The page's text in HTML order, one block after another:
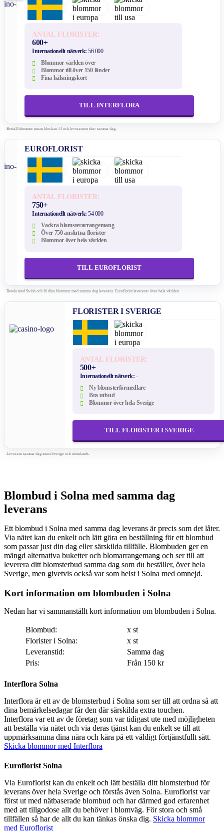
ANTAL FLORISTER:
600+
Internationellt nätverk:56 000
Blommor världen över
Blommor till över 150 länder
Fina hälsningskort
TILL INTERFLORA
Beställ blommor innan klockan 14 och leveransen sker samma dag.
EUROFLORIST
ANTAL FLORISTER:
750+
Internationellt nätverk:54 000
Vackra blomsterarrangemang
Över 750 anslutna florister
Blommor över hela världen
TILL EUROFLORIST
Betala med Swish och få dina blommor med samma dag leverans. Euroflorist levererar över hela världen.
FLORISTER I SVERIGE
ANTAL FLORISTER:
500+
Internationellt nätverk: -
Ny blomsterförmedlare
Bra utbud
Blommor över hela Sverige
TILL FLORISTER I SVERIGE
Leverans samma dag inom Sverige och utomlands.
Blombud i Solna med samma dag
leverans
Ett blombud i Solna med samma dag leverans är precis som det låter.
Via nätet kan du enkelt och lätt göra en beställning för ett blombud
som passar just din dag eller särskilda tillfälle. Blombuden ger en
mängd alternativa buketter och blomarrangemang och ser till att
leverera ditt blomsterbud samma dag som du beställer, över hela
Sverige, men givetvis också var som helst i Solna med omnejd.
Kort information om blombuden i Solna
Nedan har vi sammanställt kort information om blombuden i Solna.
Blombud:
x st
Florister i Solna:
x st
Leveranstid:
Samma dag
Pris:
Från 150 kr
Interflora Solna
Interflora är ett av de blomsterbud i Solna som ser till att ordna så att
dina bemärkelsedagar får den där särskilda extra touchen.
Interflora var ett av de företag som var tidigast ute med möjligheten
att beställa via nätet och via deras tjänst kan du enkelt se till att
uppmärksamma dina nära och kära på ett väldigt förtjänstfullt sätt.
Skicka blommor med Interflora
Euroflorist Solna
Via Euroflorist kan du enkelt och lätt beställa ditt blomsterbud för
leverans över hela Sverige och förstås även Solna. Euroflorist var
först ut med nätbaserade blombud och har därmed god erfarenhet
med att tillgodose allt du behöver i blomväg. För stora och små
tillfällen så har de allt du kan tänkas önska dig. Skicka blommor
med Euroflorist